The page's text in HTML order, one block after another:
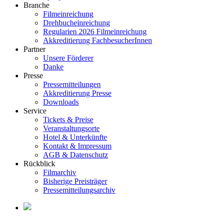
Branche
Filmeinreichung
Drehbucheinreichung
Regularien 2026 Filmeinreichung
Akkreditierung FachbesucherInnen
Partner
Unsere Förderer
Danke
Presse
Pressemitteilungen
Akkreditierung Presse
Downloads
Service
Tickets & Preise
Veranstaltungsorte
Hotel & Unterkünfte
Kontakt & Impressum
AGB & Datenschutz
Rückblick
Filmarchiv
Bisherige Preisträger
Pressemitteilungsarchiv